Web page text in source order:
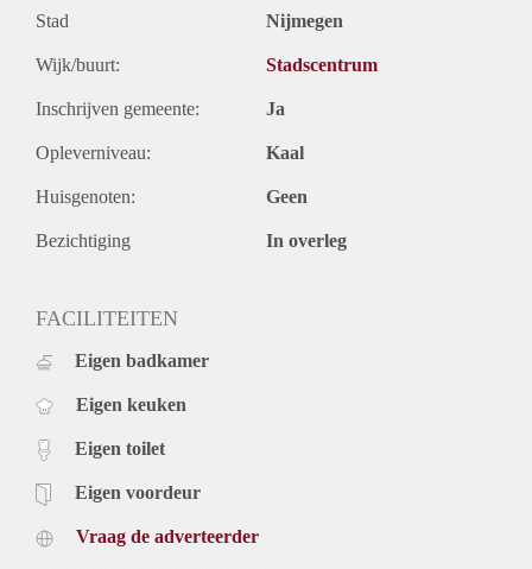
Stad Nijmegen
Wijk/buurt: Stadscentrum
Inschrijven gemeente: Ja
Opleverniveau: Kaal
Huisgenoten: Geen
Bezichtiging In overleg
FACILITEITEN
Eigen badkamer
Eigen keuken
Eigen toilet
Eigen voordeur
Vraag de adverteerder